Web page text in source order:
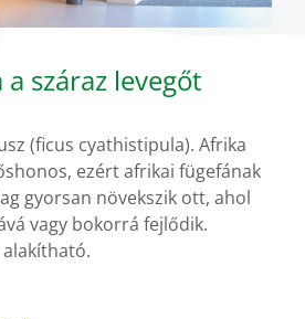
száraz levegőt
(ficus cyathistipula). Afrika
ezért afrikai fügefának
gyorsan növekszik ott, ahol
vagy bokorrá fejlődik.